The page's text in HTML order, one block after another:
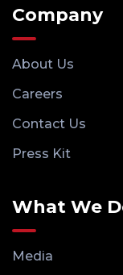
Company
About Us
Careers
Contact Us
Press Kit
What We
Media